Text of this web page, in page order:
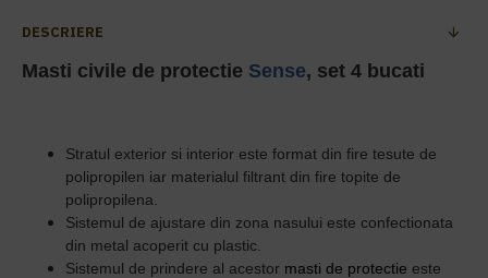
DESCRIERE
Masti civile de protectie Sense, set 4 bucati
Stratul exterior si interior este format din fire tesute de
polipropilen iar materialul filtrant din fire topite de
polipropilena.
Sistemul de ajustare din zona nasului este confectionata
din metal acoperit cu plastic.
Sistemul de prindere al acestor masti de protectie este